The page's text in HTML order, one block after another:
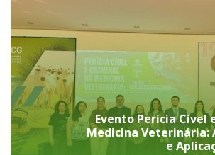
Evento Perícia Cível
Medicina Veterinária:
e